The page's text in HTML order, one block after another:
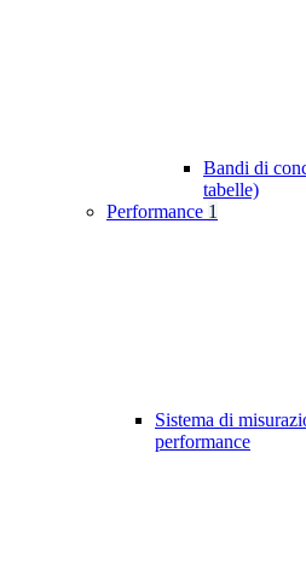
Bandi di
tabelle)
Performance 1
Sistema di
performance